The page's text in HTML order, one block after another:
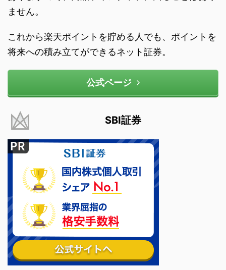
ません。
これから楽天ポイントを貯める人でも、ポイントを
将来への積み立てができるネット証券。
公式ページ
SBI証券